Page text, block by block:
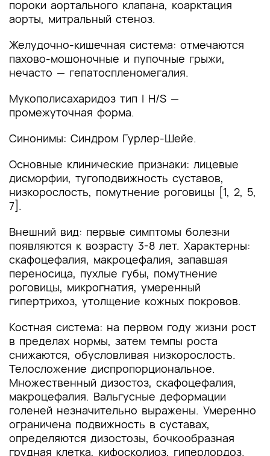
пороки аортального клапана, коарктация
аорты, митральный стеноз.
Желудочно-кишечная система: отмечаются
пахово-мошоночные и пупочные грыжи,
нечасто — гепатоспленомегалия.
Мукополисахаридоз тип I H/S —
промежуточная форма.
Синонимы: Синдром Гурлер-Шейе.
Основные клинические признаки: лицевые
дисморфии, тугоподвижность суставов,
низкорослость, помутнение роговицы [1, 2, 5,
7].
Внешний вид: первые симптомы болезни
появляются к возрасту 3-8 лет. Характерны:
скафоцефалия, макроцефалия, запавшая
переносица, пухлые губы, помутнение
роговицы, микрогнатия, умеренный
гипертрихоз, утолщение кожных покровов.
Костная система: на первом году жизни рост
в пределах нормы, затем темпы роста
снижаются, обусловливая низкорослость.
Телосложение диспропорциональное.
Множественный дизостоз, скафоцефалия,
макроцефалия. Вальгусные деформации
голеней незначительно выражены. Умеренно
ограничена подвижность в суставах,
определяются дизостозы, бочкообразная
грудная клетка, кифосколиоз, гиперлордоз.